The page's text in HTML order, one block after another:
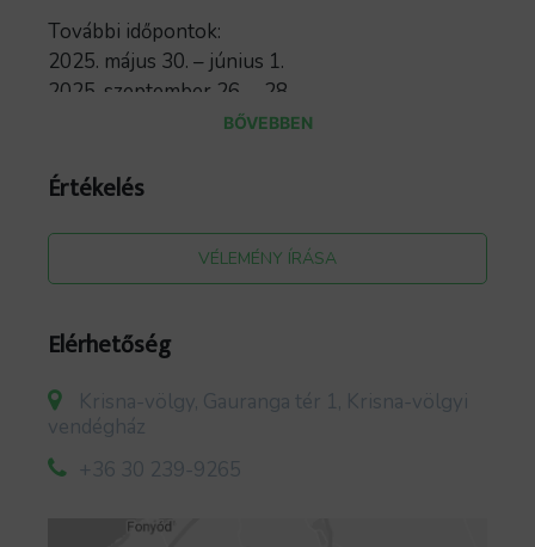
További időpontok:
2025. május 30. – június 1.
2025. szeptember 26. – 28.
2025. november 14. – 16.
Infó:
https://elvonulas.krisnavolgy.hu/meditacio-ut-az-
onvalohoz/
BŐVEBBEN
Értékelés
VÉLEMÉNY ÍRÁSA
Elérhetőség
Krisna-völgy, Gauranga tér 1, Krisna-völgyi
vendégház
+36 30 239-9265